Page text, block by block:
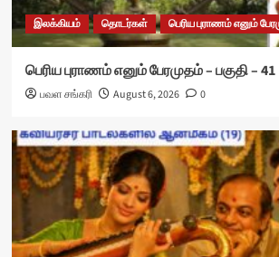
இலக்கியம் தொடர்கள் பெரிய புராணம் எனும்
பெரிய புராணம் எனும் பேரமுதம் – பகுதி – 41
பவள சங்கரி August 6, 2026 0